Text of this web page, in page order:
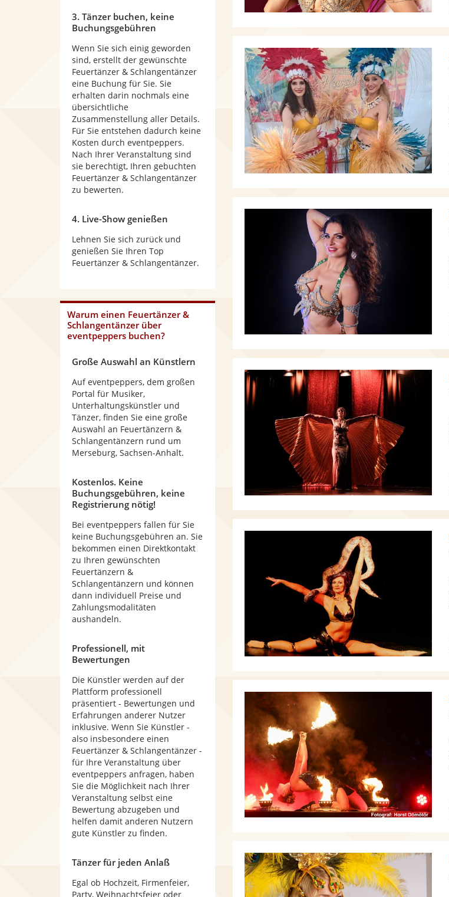
3. Tänzer buchen, keine
Buchungsgebühren
Wenn Sie sich einig geworden
sind, erstellt der gewünschte
Feuertänzer & Schlangentänzer
eine Buchung für Sie. Sie
erhalten darin nochmals eine
übersichtliche
Zusammenstellung aller Details.
Für Sie entstehen dadurch keine
Kosten durch eventpeppers.
Nach Ihrer Veranstaltung sind
sie berechtigt, Ihren gebuchten
Feuertänzer & Schlangentänzer
zu bewerten.
4. Live-Show genießen
Lehnen Sie sich zurück und
genießen Sie Ihren Top
Feuertänzer & Schlangentänzer.
Warum einen Feuertänzer &
Schlangentänzerüber
eventpeppers buchen?
Große Auswahl an Künstlern
Auf eventpeppers, dem großen
Portal für Musiker,
Unterhaltungskünstler und
Tänzer, finden Sie eine große
Auswahl an Feuertänzern &
Schlangentänzern rund um
Merseburg, Sachsen-Anhalt.
Kostenlos. Keine
Buchungsgebühren, keine
Registrierung nötig!
Bei eventpeppers fallen für Sie
keine Buchungsgebühren an. Sie
bekommen einen Direktkontakt
zu Ihren gewünschten
Feuertänzern &
Schlangentänzern und können
dann individuell Preise und
Zahlungsmodalitäten
aushandeln.
Professionell, mit
Bewertungen
Die Künstler werden auf der
Plattform professionell
präsentiert - Bewertungen und
Erfahrungen anderer Nutzer
inklusive. Wenn Sie Künstler -
also insbesondere einen
Feuertänzer & Schlangentänzer -
für Ihre Veranstaltung über
eventpeppers anfragen, haben
Sie die Möglichkeit nach Ihrer
Veranstaltung selbst eine
Bewertung abzugeben und
helfen damit anderen Nutzern
gute Künstler zu finden.
Tänzer für jeden Anlaß
Egal ob Hochzeit, Firmenfeier,
Party, Weihnachtsfeier oder